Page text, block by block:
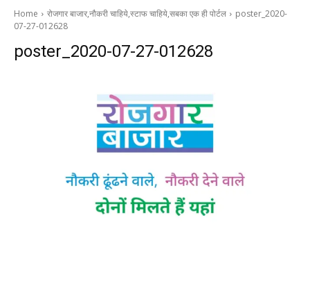
Home रोजगार बाजार,नौकरी चाहिये,स्टाफ चाहिये,सबका एक ही पोर्टल
poster_2020-
07-27-012628
poster_2020-07-27-012628